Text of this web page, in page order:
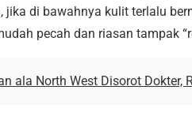
jika di bawahnya kulit terlalu
pecah dan riasan tampak
ala North West Disorot Dokter,